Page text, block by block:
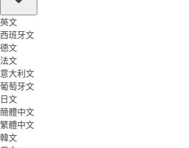
英文
西班牙文
德文
法文
意大利文
葡萄牙文
日文
簡體中文
繁體中文
韓文